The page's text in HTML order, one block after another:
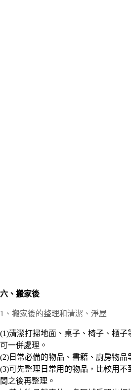
六 、搬家後
1、搬家後的整理和清潔、淨屋
(1)清潔打掃地面、桌子、椅子、櫃
可一併處理。
(2)日常必備的物品、書籍、廚房物品
(3)可先整理日常用的物品，比較用
間之後再整理。